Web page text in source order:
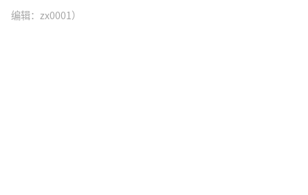
编辑：zx0001）